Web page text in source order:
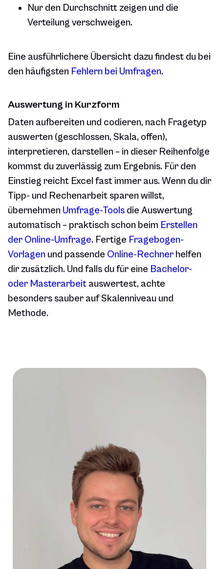
Nur den Durchschnitt zeigen und die
Verteilung verschweigen.
Eine ausführlichere Übersicht dazu findest du bei
den häufigsten Fehlern bei Umfragen.
Auswertung in Kurzform
Daten aufbereiten und codieren, nach Fragetyp
auswerten (geschlossen, Skala, offen),
interpretieren, darstellen – in dieser Reihenfolge
kommst du zuverlässig zum Ergebnis. Für den
Einstieg reicht Excel fast immer aus. Wenn du dir
Tipp- und Rechenarbeit sparen willst,
übernehmen Umfrage-Tools die Auswertung
automatisch – praktisch schon beim Erstellen
der Online-Umfrage. Fertige Fragebogen-
Vorlagen und passende Online-Rechner helfen
dir zusätzlich. Und falls du für eine Bachelor-
oder Masterarbeit auswertest, achte
besonders sauber auf Skalenniveau und
Methode.